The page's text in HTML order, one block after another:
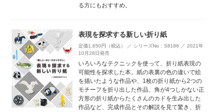
る方にもおすすめ。
表現を探求する新しい折り紙
定価1,650円（税込） ／ シリーズNo：S8186 ／ 2021年
10月28日発売
いろいろなテクニックを使って、折り紙表現の
可能性を探求した本。紙の表裏の色の違いで絵
を描いたような作品や、1枚の折り紙から2つの
モチーフを折り出した作品、角が4つしかない正
方形の折り紙からたくさんのカドを生み出した
作品など、完成作品とその解説を見て驚き、折